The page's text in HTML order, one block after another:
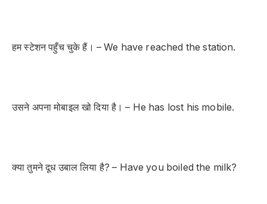
हम स्टेशन पहुँच चुके हैं। – We have reached the station.
उसने अपना मोबाइल खो दिया है। – He has lost his mobile.
क्या तुमने दूध उबाल लिया है? – Have you boiled the milk?